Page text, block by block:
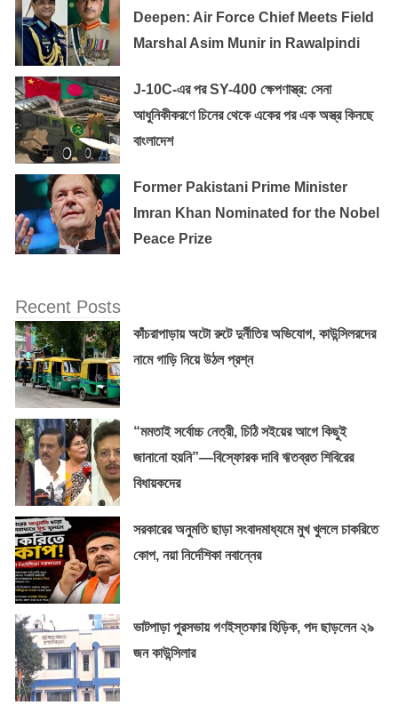
Deepen: Air Force Chief Meets Field
Marshal Asim Munir in Rawalpindi
J-10C-এর পর SY-400 ক্ষেপণাস্ত্র: সেনা
আধুনিকীকরণে চিনের থেকে একের পর এক অস্ত্র কিনছে
বাংলাদেশ
Former Pakistani Prime Minister
Imran Khan Nominated for the Nobel
Peace Prize
Recent Posts
কাঁচরাপাড়ায় অটো রুটে দুর্নীতির অভিযোগ, কাউন্সিলরদের
নামে গাড়ি নিয়ে উঠল প্রশ্ন
“মমতাই সর্বোচ্চ নেত্রী, চিঠি সইয়ের আগে কিছুই
জানানো হয়নি”—বিস্ফোরক দাবি ঋতব্রত শিবিরের
বিধায়কদের
সরকারের অনুমতি ছাড়া সংবাদমাধ্যমে মুখ খুললে চাকরিতে
কোপ, নয়া নির্দেশিকা নবান্নের
ভাটপাড়া পুরসভায় গণইস্তফার হিড়িক, পদ ছাড়লেন ২৯
জন কাউন্সিলার